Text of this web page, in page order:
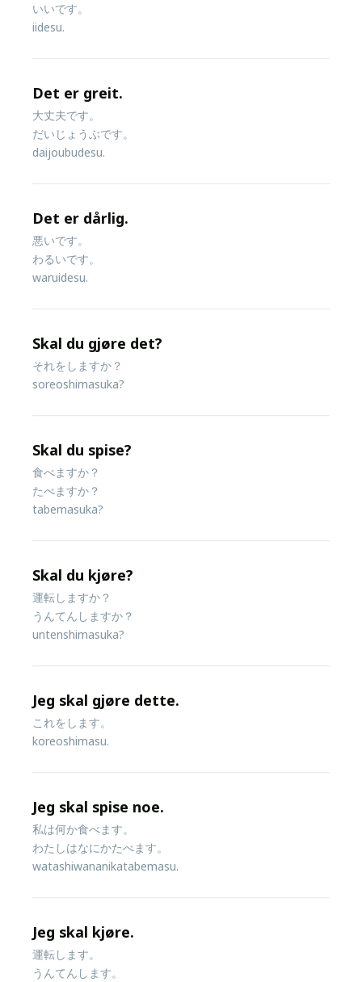
いいです。
iidesu.
Det er greit.
大丈夫です。
だいじょうぶです。
daijoubudesu.
Det er dårlig.
悪いです。
わるいです。
waruidesu.
Skal du gjøre det?
それをしますか？
soreoshimasuka?
Skal du spise?
食べますか？
たべますか？
tabemasuka?
Skal du kjøre?
運転しますか？
うんてんしますか？
untenshimasuka?
Jeg skal gjøre dette.
これをします。
koreoshimasu.
Jeg skal spise noe.
私は何か食べます。
わたしはなにかたべます。
watashiwananikatabemasu.
Jeg skal kjøre.
運転します。
うんてんします。